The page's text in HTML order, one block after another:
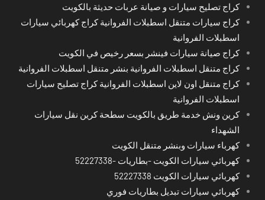
كراج تصليح سيارات و صيانة عربات حديثة بالكويت
كراج سيارات متنقل اسطبلات الفروانية كراج كهربائي سيارات
اسطبلات الفروانية
كراج صيانة سيارات فينشر بسعر رخيص في الكويت
كراج متنقل اسطبلات الفروانية بنشر متنقل اسطبلات الفروانية
كراج متنقل اون لاين اسطبلات الفروانية كراج تصليح سيارات
اسطبلات الفروانية
كرين ونش خدمة طريق بالكويت سطحة كرين نقل سيارات
الشهداء
كهرباء سيارات وبنشر متنقل الكويت
كهربائي سيارات الكويت -بطاريات -52227338
كهربائي سيارات الكويت 52227338
كهربائي سيارات تبديل بطاريات فوري